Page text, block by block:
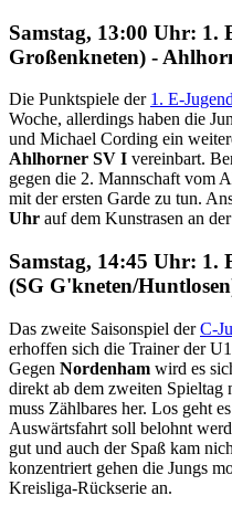
Samstag, 13:00 Uhr: 1.
Großenkneten) -
Die Punktspiele der 1. E-
Woche, allerdings haben die
und Michael Cording ein
Ahlhorner SV I vereinbart.
gegen die 2. Mannschaft vom
mit der ersten Garde zu tun.
Uhr auf dem Kunstrasen an der
Samstag, 14:45 Uhr: 1.
(SG G'kneten/
Das zweite Saisonspiel derC-
erhoffen sich die Trainer der
Gegen Nordenham wird es
direkt ab dem zweiten Spieltag
muss Zählbares her. Los geht
Auswärtsfahrt soll belohnt
gut und auch der Spaß kam
konzentriert gehen die Jungs
Kreisliga-Rückserie an.